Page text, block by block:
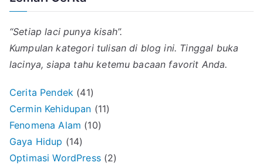
“Setiap laci punya kisah”.
Kumpulan kategori tulisan di blog ini. Tinggal buka
lacinya, siapa tahu ketemu bacaan favorit Anda.
Cerita Pendek (41)
Cermin Kehidupan (11)
Fenomena Alam (10)
Gaya Hidup (14)
Optimasi WordPress(2)